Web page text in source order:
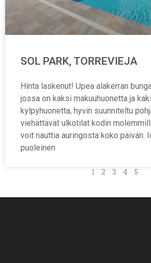
SOL PARK, TORREVIEJA
Hinta laskenut! Upea alakerran
jossa on kaksi makuuhuonetta ja
kylpyhuonetta, hyvin suunniteltu
viehättävät ulkotilat kodin
voit nauttia auringosta koko päivän.
puoleinen
1 2 3 4 5